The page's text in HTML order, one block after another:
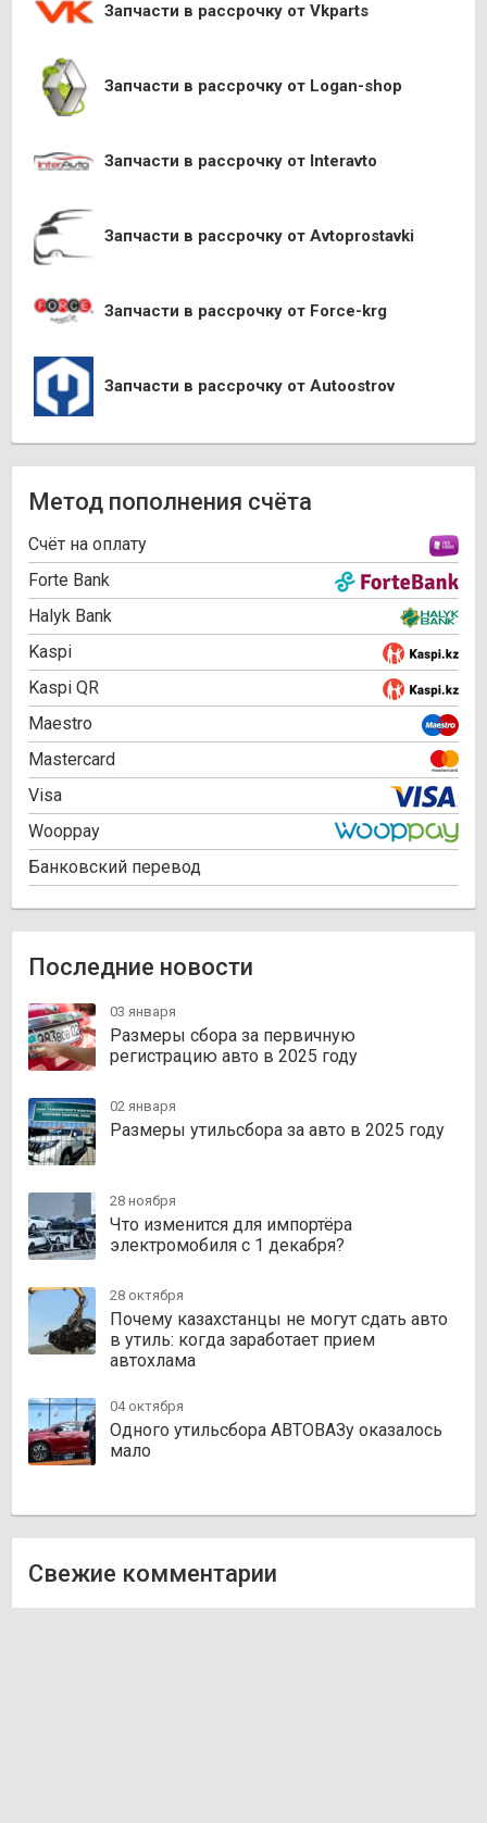
Запчасти в рассрочку от Vkparts
Запчасти в рассрочку от Logan-shop
Запчасти в рассрочку от Interavto
Запчасти в рассрочку от Avtoprostavki
Запчасти в рассрочку от Force-krg
Запчасти в рассрочку от Autoostrov
Метод пополнения счёта
Cчёт на оплату
Forte Bank
Halyk Bank
Kaspi
Kaspi QR
Maestro
Mastercard
Visa
Wooppay
Банковский перевод
Последние новости
03 января
Размеры сбора за первичную
регистрацию авто в 2025 году
02 января
Размеры утильсбора за авто в 2025 году
28 ноября
Что изменится для импортёра
электромобиля с 1 декабря?
28 октября
Почему казахстанцы не могут сдать авто
в утиль: когда заработает прием
автохлама
04 октября
Одного утильсбора АВТОВАЗу оказалось
мало
Свежие комментарии